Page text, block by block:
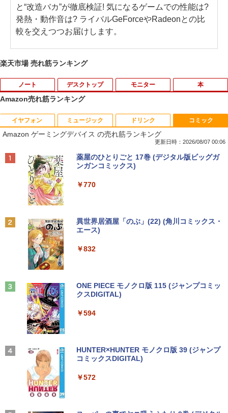
と“改造バカ”が徹底検証! 気になるゲームでの性能は?
発熱・動作音は? ライバルGeForceやRadeonとの比
較を交えつつお届けします。
楽天市場 売れ筋ランキング
ノート
1
【期間限定★新品無線マウス付】中古ノ
ートパソコン Windows11 Office2019搭
載 15.6型 テンキー付き Celeron 第8世代
Core i3 Core i5 メモリ4GB/16GB SSD1
28GB～1TB Webカメラ DVD 無線LAN
店長おまかせPC 初期設定済 送料無料
往復送料込！パソコンレンタルハイスペ
（4週間延長）【Office2024セット】イ
￥14,300
Core i5-7300U カメラ内蔵 メモリ最大16
GB SSD1TB 薄い軽い FHD液晶 type-C
ice付き 5GWIFI Bluetooth最新Microso
デスクトップ
1
ポイント10倍 中古パソコン デスクトッ
プパソコン Windows 11【Office付】
【Windows 11 Pro 64Bit搭載】DELL O
ptiplexシリーズ Core i5搭載/4G/新品SS
D 120GB/DVD-ROM/送料無料【オプショ
ン色々有】
￥24,800
【エントリーでポイント100％還元のチ
ャンス】GMKtec ミニpc G3 Pro Intel C
設 512GB SSD M.2 2242 最大8TB Wind
ップPC
コン PC 一体型 新品 Windows11 27型 C
ore i7 第4世代 Office付き メモリ16GB
ク
モニター 本
1
アンダーニンジャ（18） 【電子書籍】[
花沢健吾 ]
￥792
￥6,600
￥6,930
子限定かきおろし付】 【電子書籍】[ 佳
門サエコ ]
￥878
Amazon売れ筋ランキング
イヤフォン
Anker Soundcore P40i オフホワイト
Anker Soundcore P31i ブラック
Anker Soundcore Liberty 5 アプリコットピ
ンク
￥-
【2026年アップグレード版】AOKIMI ワイヤ
レスイヤホン bluetooth イヤホン V12 小型
るーとゅーす コードレス ENCノイズキャン
ミュージック
BRUCE WAYNE feat. Flo Milli, ATL Jacob
[Explicit]
￥250
BRUCE WAYNE feat. Flo Milli, ATL Jacob
[Explicit]
￥250
On My Road (Stadium ver.)
On My Road (Stadium ver.)
ドリンク
【Amazon.co.jp限定】 い・ろ・は・す 2L P
ET ラベルレス ×8本
￥1,112
by Amazon 天然水 ラベルレス 500ml ×24本
富士山の天然水 バナジウム含有 水 ミネラル
ットル (Smart Basic)
by Amazon 炭酸水 ラベルレス 500ml ×24本
art Basic)
by Amazon 天然水ラベルレス 2L×9本
￥1,117
コミック
Amazon ゲーミングデバイス の売れ筋ランキング
更新日時：2026/08/07 00:06
薬屋のひとりごと 17巻 (デジタル版ビッグガ
ンガンコミックス)
￥770
異世界居酒屋「のぶ」(22) (角川コミックス・
エース)
￥832
ONE PIECE モノクロ版 115 (ジャンプコミッ
クスDIGITAL)
￥594
HUNTER×HUNTER モノクロ版 39 (ジャンプ
コミックスDIGITAL)
￥572